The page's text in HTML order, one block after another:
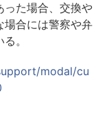
った場合、交換や
場合には警察や弁
。
modal/cu